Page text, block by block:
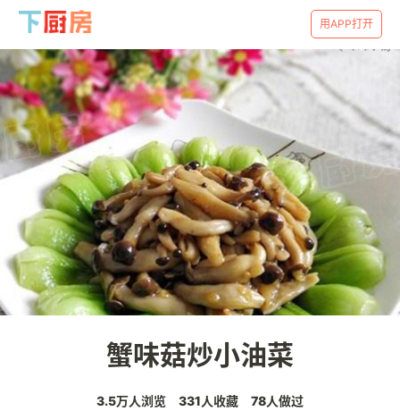
用APP打开
蟹味菇炒小油菜
3.5万人浏览 331人收藏 78人做过